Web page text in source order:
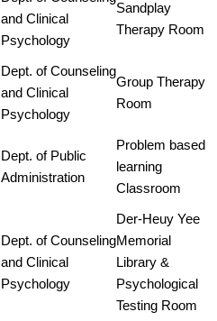
and Clinical
Psychology
Sandplay
Therapy Room
Dept. of Counseling
and Clinical
Psychology
Group Therapy
Room
Dept. of Public
Administration
Problem based
learning
Classroom
Dept. of Counseling
and Clinical
Psychology
Der-Heuy Yee
Memorial
Library &
Psychological
Testing Room